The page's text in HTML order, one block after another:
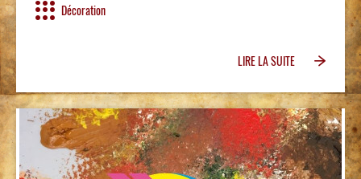
Décoration
LIRE LA SUITE